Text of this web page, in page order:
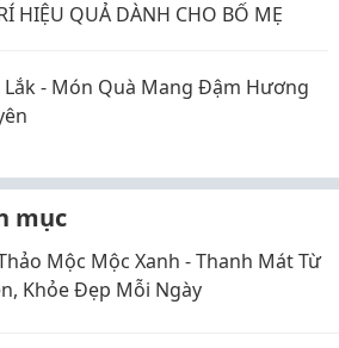
HIỆU QUẢ DÀNH CHO BỐ MẸ
- Món Quà Mang Đậm Hương
mục
Mộc Mộc Xanh - Thanh Mát Từ
Khỏe Đẹp Mỗi Ngày